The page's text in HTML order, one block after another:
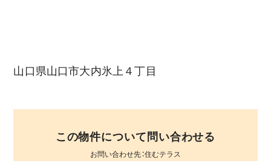
山口県山口市大内氷上４丁目
この物件について問い合わせる
お問い合わせ先：住むテラス